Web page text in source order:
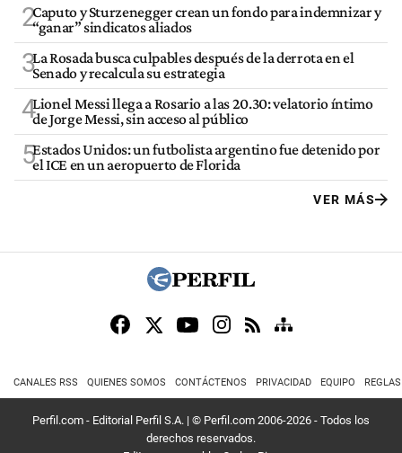
2Caputo y Sturzenegger crean un fondo para indemnizar y
“ganar” sindicatos aliados
3La Rosada busca culpables después de la derrota en el
Senado y recalcula su estrategia
4Lionel Messi llega a Rosario a las 20.30: velatorio íntimo
de Jorge Messi, sin acceso al público
5Estados Unidos: un futbolista argentino fue detenido por
el ICE en un aeropuerto de Florida
VER MÁS
CANALES RSS QUIENES SOMOS CONTÁCTENOS PRIVACIDAD EQUIPO
Perfil.com - Editorial Perfil S.A. | © Perfil.com 2006-2026 - Todos los
derechos reservados.